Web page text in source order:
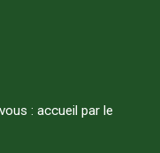
: accueil par le